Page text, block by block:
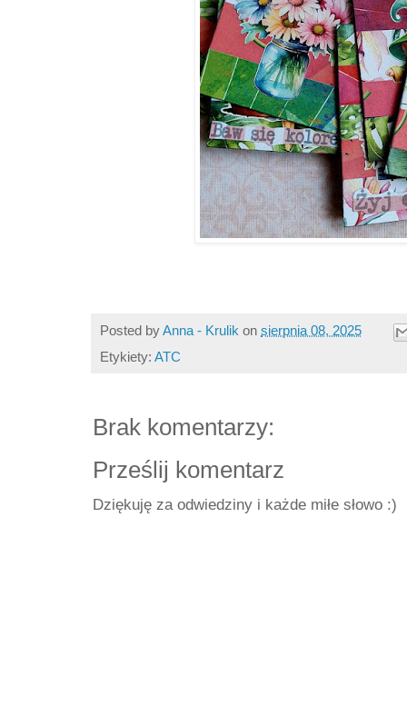
Posted byAnna - Krulik on sierpnia 08, 2025
Etykiety: ATC
Brak komentarzy:
Prześlij komentarz
Dziękuję za odwiedziny i każde miłe słowo :)